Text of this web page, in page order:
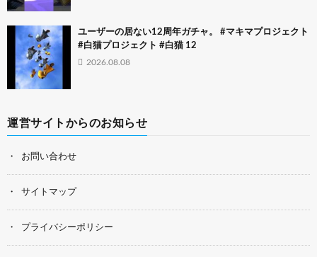
ユーザーの居ない12周年ガチャ。 #マキマプロジェクト
#白猫プロジェクト #白猫 12
2026.08.08
運営サイトからのお知らせ
お問い合わせ
サイトマップ
プライバシーポリシー